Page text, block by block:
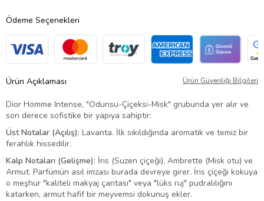
Ödeme Seçenekleri
Ürün Açıklaması Ürün Güvenliği Bilgileri
Dior Homme Intense, "Odunsu-Çiçeksi-Misk" grubunda yer alır ve
son derece sofistike bir yapıya sahiptir:
Üst Notalar (Açılış): Lavanta. İlk sıkıldığında aromatik ve temiz bir
ferahlık hissedilir.
Kalp Notaları (Gelişme): İris (Suzen çiçeği), Ambrette (Misk otu) ve
Armut. Parfümün asıl imzası burada devreye girer. İris çiçeği kokuya
o meşhur "kaliteli makyaj çantası" veya "lüks ruj" pudralılığını
katarken, armut hafif bir meyvemsi dokunuş ekler.